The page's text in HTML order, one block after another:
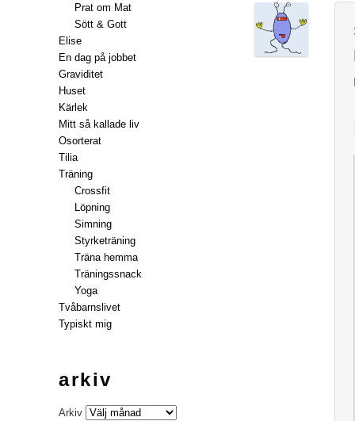
Prat om Mat
Sött & Gott
Elise
En dag på jobbet
Graviditet
Huset
Kärlek
Mitt så kallade liv
Osorterat
Tilia
Träning
Crossfit
Löpning
Simning
Styrketräning
Träna hemma
Träningssnack
Yoga
Tvåbarnslivet
Typiskt mig
arkiv
Arkiv